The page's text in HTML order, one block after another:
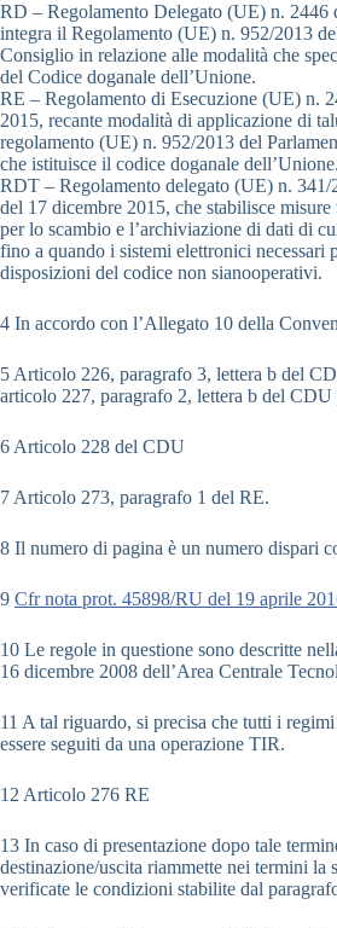
RD – Regolamento Delegato (UE) n. 2446
integra il Regolamento (UE) n. 952/2013
Consiglio in relazione alle modalità che
del Codice doganale dell’Unione.
RE – Regolamento di Esecuzione (UE) n.
2015, recante modalità di applicazione di
regolamento (UE) n. 952/2013 del
che istituisce il codice doganale dell’Unione.
RDT – Regolamento delegato (UE) n. 341/
del 17 dicembre 2015, che stabilisce
per lo scambio e l’archiviazione di dati di
fino a quando i sistemi elettronici necessari
disposizioni del codice non sianooperativi.
4 In accordo con l’Allegato 10 della
5 Articolo 226, paragrafo 3, lettera b del
articolo 227, paragrafo 2, lettera b del
6 Articolo 228 del CDU
7 Articolo 273, paragrafo 1 del RE.
8 Il numero di pagina è un numero dispari
9 Cfr nota prot. 45898/RU del 19 aprile
10 Le regole in questione sono descritte
16 dicembre 2008 dell’Area Centrale
11 A tal riguardo, si precisa che tutti i
essere seguiti da una operazione TIR.
12 Articolo 276 RE
13 In caso di presentazione dopo tale
destinazione/uscita riammette nei termini la
verificate le condizioni stabilite dal